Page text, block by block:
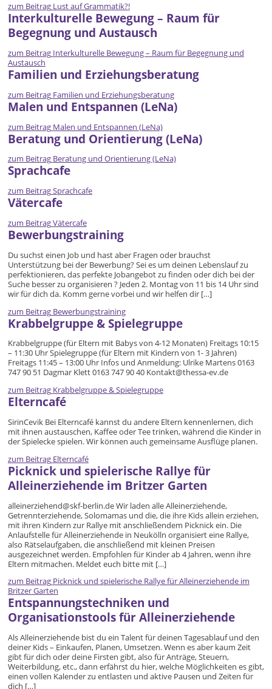
zum Beitrag Lust auf Grammatik?!
Interkulturelle Bewegung – Raum für
Begegnung und Austausch
zum Beitrag Interkulturelle Bewegung – Raum für Begegnung und
Austausch
Familien und Erziehungsberatung
zum Beitrag Familien und Erziehungsberatung
Malen und Entspannen (LeNa)
zum Beitrag Malen und Entspannen (LeNa)
Beratung und Orientierung (LeNa)
zum Beitrag Beratung und Orientierung (LeNa)
Sprachcafe
zum BeitragSprachcafe
Vätercafe
zum BeitragVätercafe
Bewerbungstraining
Du suchst einen Job und hast aber Fragen oder brauchst
Unterstützung bei der Bewerbung? Sei es um deinen Lebenslauf zu
perfektionieren, das perfekte Jobangebot zu finden oder dich bei der
Suche besser zu organisieren ? Jeden 2. Montag von 11 bis 14 Uhr sind
wir für dich da. Komm gerne vorbei und wir helfen dir […]
zum Beitrag Bewerbungstraining
Krabbelgruppe & Spielegruppe
Krabbelgruppe (für Eltern mit Babys von 4-12 Monaten) Freitags 10:15
– 11:30 Uhr Spielegruppe (für Eltern mit Kindern von 1- 3 Jahren)
Freitags 11:45 – 13:00 Uhr Infos und Anmeldung: Ulrike Martens 0163
747 90 51 Dagmar Klett 0163 747 90 40 Kontakt@thessa-ev.de
zum Beitrag Krabbelgruppe & Spielegruppe
Elterncafé
SirinCevik Bei Elterncafé kannst du andere Eltern kennenlernen, dich
mit ihnen austauschen, Kaffee oder Tee trinken, während die Kinder in
der Spielecke spielen. Wir können auch gemeinsame Ausflüge planen.
zum Beitrag Elterncafé
Picknick und spielerische Rallye für
Alleinerziehende im Britzer Garten
alleinerziehend@skf-berlin.de Wir laden alle Alleinerziehende,
Getrennterziehende, Solomamas und die, die ihre Kids allein erziehen,
mit ihren Kindern zur Rallye mit anschließendem Picknick ein. Die
Anlaufstelle für Alleinerziehende in Neukölln organisiert eine Rallye,
also Rätselaufgaben, die anschließend mit kleinen Preisen
ausgezeichnet werden. Empfohlen für Kinder ab 4 Jahren, wenn ihre
Eltern mitmachen. Meldet euch bitte mit […]
zum Beitrag Picknick und spielerische Rallye für Alleinerziehende im
Britzer Garten
Entspannungstechniken und
Organisationstools für Alleinerziehende
Als Alleinerziehende bist du ein Talent für deinen Tagesablauf und den
deiner Kids – Einkaufen, Planen, Umsetzen. Wenn es aber kaum Zeit
gibt für dich oder deine Firsten gibt, also für Anträge, Steuern,
Weiterbildung, etc., dann erfährst du hier, welche Möglichkeiten es gibt,
einen vollen Kalender zu entlasten und aktive Pausen und Zeiten für
dich […]